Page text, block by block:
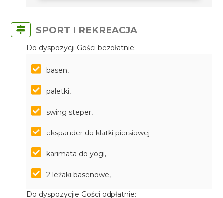
SPORT I REKREACJA
Do dyspozycji Gości bezpłatnie:
basen,
paletki,
swing steper,
ekspander do klatki piersiowej
karimata do yogi,
2 leżaki basenowe,
Do dyspozycjie Gości odpłatnie: